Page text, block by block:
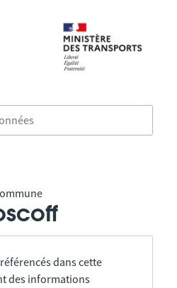
dans cette
des informations